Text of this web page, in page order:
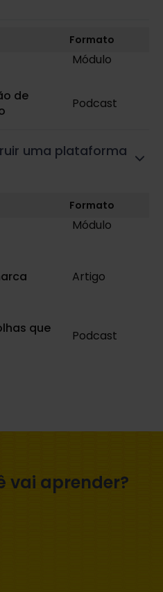
Formato
Módulo
de
Podcast
uma plataforma
Formato
Módulo
Artigo
que
Podcast
vai aprender?